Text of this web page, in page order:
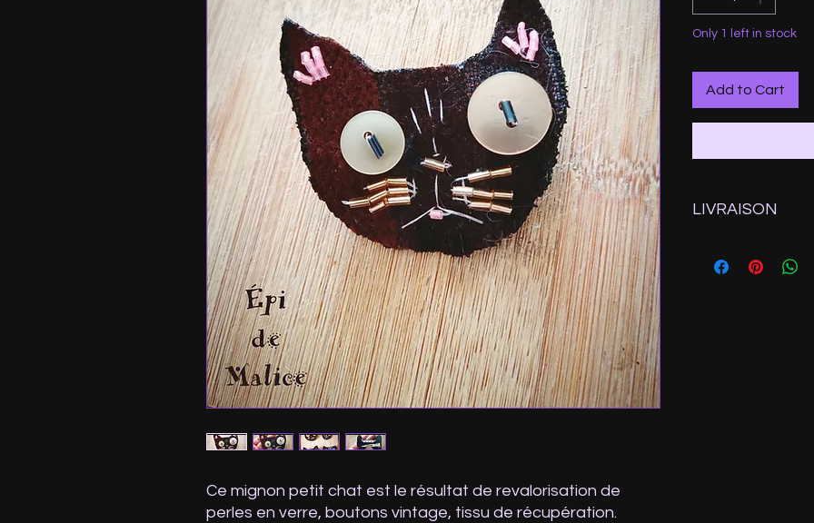
Ce mignon petit chat est le résultat de revalorisation de
perles en verre, boutons vintage, tissu de récupération.
Only 1 left in stock
Add to Cart
LIVRAISON
Ps: Si vous